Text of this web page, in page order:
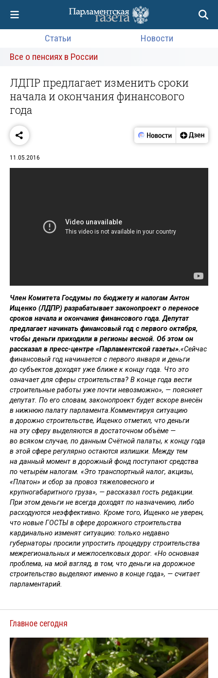
Статьи
Новости
Все о пенсиях в России
ЛДПР предлагает изменить сроки
начала и окончания финансового
года
11.05.2016
Член Комитета Госдумы по бюджету и налогам Антон
Ищенко (ЛДПР) разрабатывает законопроект о переносе
сроков начала и окончания финансового года. Депутат
предлагает начинать финансовый год с первого октября,
чтобы деньги приходили в регионы весной. Об этом он
рассказал в пресс-центре «Парламентской газеты».«Сейчас
финансовый год начинается с первого января и деньги
до субъектов доходят уже ближе к концу года. Что это
означает для сферы строительства? В конце года вести
строительные работы уже почти невозможно», — поясняет
депутат. По его словам, законопроект будет вскоре внесён
в нижнюю палату парламента.Комментируя ситуацию
в дорожно строительстве, Ищенко отметил, что деньги
на эту сферу выделяются в достаточном объёме —
во всяком случае, по данным Счётной палаты, к концу года
в этой сфере регулярно остаются излишки. Между тем
на данный момент в дорожный фонд поступают средства
по четырём налогам. «Это транспортный налог, акцизы,
«Платон» и сбор за провоз тяжеловесного и
крупногабаритного груза», — рассказал гость редакции.
При этом деньги не всегда доходят по назначению, либо
расходуются неэффективно. Кроме того, Ищенко не уверен,
что новые ГОСТЫ в сфере дорожного строительства
кардинально изменят ситуацию: только недавно
губернаторы просили упростить процедуру строительства
межрегиональных и межпоселковых дорог. «Но основная
проблема, на мой взгляд, в том, что деньги на дорожное
строительство выделяют именно в конце года», — считает
парламентарий.
Главное сегодня